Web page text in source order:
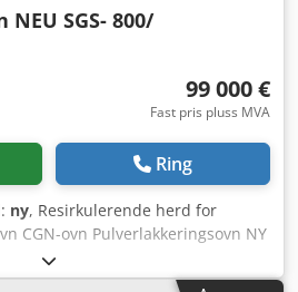
SGS- 800/
99 000 €
Fast pris pluss MVA
Ring
ny, Resirkulerende herd for
CGN-ovn Pulverlakkeringsovn NY
Bredde: 2500 mm Høyde: 2500
fra produsenten. Mer